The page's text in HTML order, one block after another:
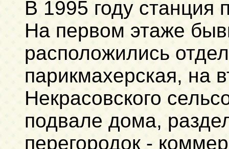
В 1995 году станция
На первом этаже
расположились
парикмахерская, на
Некрасовского
подвале дома,
перегородок -